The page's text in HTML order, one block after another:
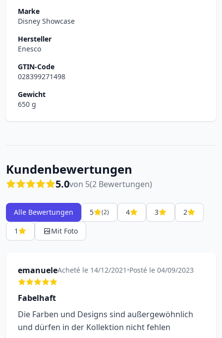
Marke
Disney Showcase
Hersteller
Enesco
GTIN-Code
028399271498
Gewicht
650 g
Kundenbewertungen
5.0von 5(2 Bewertungen)
Alle Bewertungen 5 (2) 4 3
2
1
Mit Foto
emanueleAcheté le 14/12/2021 •Posté le 04/09/2023
Fabelhaft
Die Farben und Designs sind außergewöhnlich
und dürfen in der Kollektion nicht fehlen